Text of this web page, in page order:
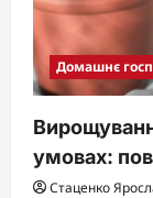
Домашнє
умовах:
Стаценко